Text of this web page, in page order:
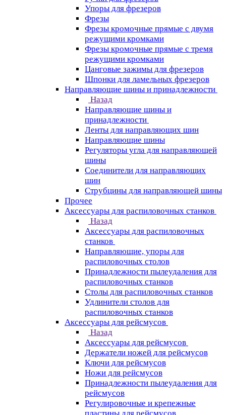
Упоры для фрезеров
Фрезы
Фрезы кромочные прямые с двумя
режущими кромками
Фрезы кромочные прямые с тремя
режущими кромками
Цанговые зажимы для фрезеров
Шпонки для ламельных фрезеров
Направляющие шины и принадлежности
Назад
Направляющие шины и
принадлежности
Ленты для направляющих шин
Направляющие шины
Регуляторы угла для направляющей
шины
Соединители для направляющих
шин
Струбцины для направляющей шины
Прочее
Аксессуары для распиловочных станков
Назад
Аксессуары для распиловочных
станков
Направляющие, упоры для
распиловочных столов
Принадлежности пылеудаления для
распиловочных станков
Столы для распиловочных станков
Удлинители столов для
распиловочных станков
Аксессуары для рейсмусов
Назад
Аксессуары для рейсмусов
Держатели ножей для рейсмусов
Ключи для рейсмусов
Ножи для рейсмусов
Принадлежности пылеудаления для
рейсмусов
Регулировочные и крепежные